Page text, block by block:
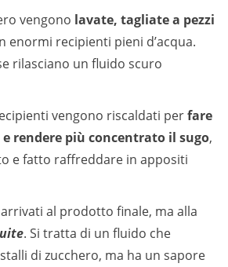
vengono lavate, tagliate a pezzi
enormi recipienti pieni d’acqua.
rilasciano un fluido scuro
vengono riscaldati perfare
e rendere più concentrato il sugo,
e fatto raffreddare in appositi
al prodotto finale, ma alla
. Si tratta di un fluido che
di zucchero, ma ha un sapore